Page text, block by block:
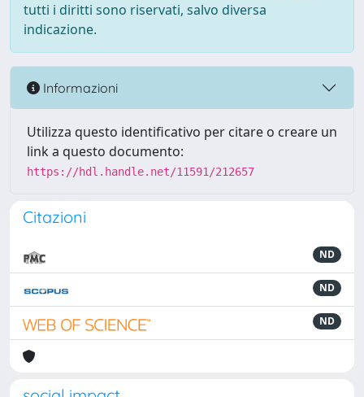
tutti i diritti sono riservati, salvo diversa
indicazione.
Informazioni
Utilizza questo identificativo per citare o creare un
link a questo documento:
https://hdl.handle.net/11591/212657
Citazioni
ND
ND
ND